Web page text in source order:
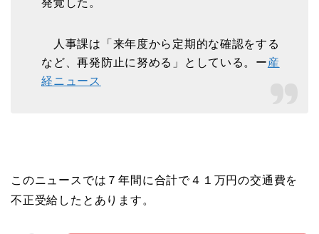
発覚した。
人事課は「来年度から定期的な確認をする
など、再発防止に努める」としている。ー産
経ニュース
このニュースでは７年間に合計で４１万円の交通費を
不正受給したとあります。